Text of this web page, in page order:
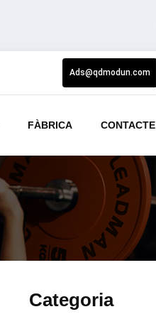
Ads@qdmodun.com
FÀBRICA CONTACTE
Categoria